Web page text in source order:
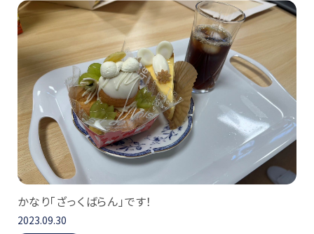
かなり「ざっくばらん」です！
2023.09.30